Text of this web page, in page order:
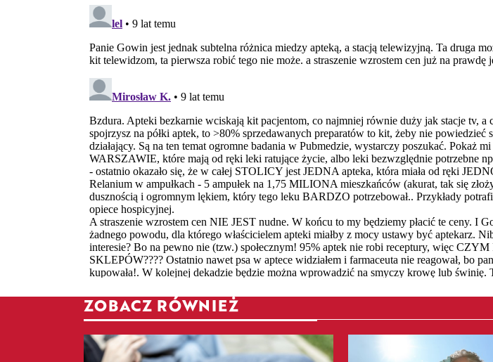
ZOBACZ RÓWNIEŻ